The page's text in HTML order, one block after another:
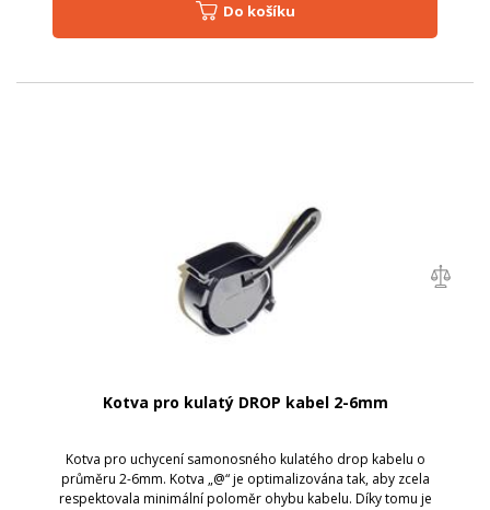
Do košíku
Kotva pro kulatý DROP kabel 2-6mm
Kotva pro uchycení samonosného kulatého drop kabelu o
průměru 2-6mm. Kotva „@“ je optimalizována tak, aby zcela
respektovala minimální poloměr ohybu kabelu. Díky tomu je